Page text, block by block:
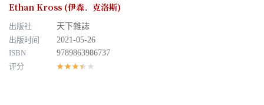
Ethan Kross (伊森．克洛斯)
出版社
天下雜誌
出版时间
2021-05-26
ISBN
9789863986737
评分
★★★★★